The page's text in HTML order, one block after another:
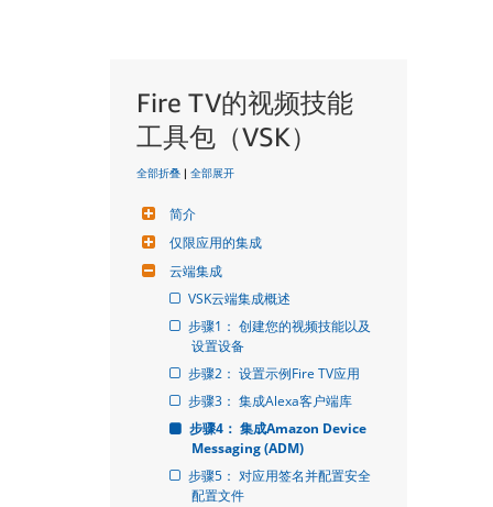
Fire TV的视频技能
工具包（VSK）
全部折叠 | 全部展开
简介
仅限应用的集成
云端集成
VSK云端集成概述
步骤1： 创建您的视频技能以及
设置设备
步骤2： 设置示例Fire TV应用
步骤3： 集成Alexa客户端库
步骤4： 集成Amazon Device
Messaging (ADM)
步骤5： 对应用签名并配置安全
配置文件